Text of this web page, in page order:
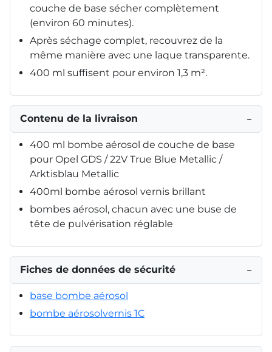
couche de base sécher complètement
(environ 60 minutes).
Après séchage complet, recouvrez de la
même manière avec une laque transparente.
400 ml suffisent pour environ 1,3 m².
Contenu de la livraison −
400 ml bombe aérosol de couche de base
pour Opel GDS / 22V True Blue Metallic /
Arktisblau Metallic
400ml bombe aérosol vernis brillant
bombes aérosol, chacun avec une buse de
tête de pulvérisation réglable
Fiches de données de sécurité −
base bombe aérosol
bombe aérosolvernis 1C